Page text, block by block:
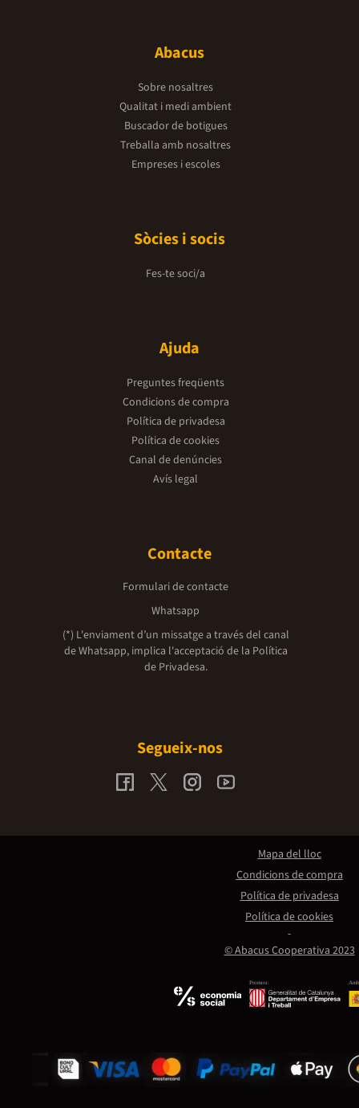
Abacus
Sobre nosaltres
Qualitat i medi ambient
Buscador de botigues
Treballa amb nosaltres
Empreses i escoles
Sòcies i socis
Fes-te soci/a
Ajuda
Preguntes freqüents
Condicions de compra
Política de privadesa
Política de cookies
Canal de denúncies
Avís legal
Contacte
Formulari de contacte
Whatsapp
(*) L'enviament d’un missatge a través del canal
de Whatsapp, implica l'acceptació de la Política
de Privadesa.
Segueix-nos
Promou:
© Abacus Cooperativa 2023
Mapa del lloc
Condicions de compra
Política de privadesa
Política de cookies